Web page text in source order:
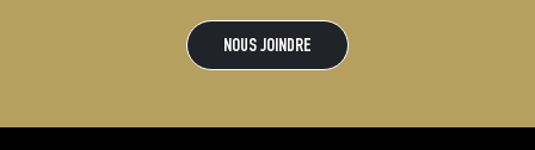
NOUS JOINDRE